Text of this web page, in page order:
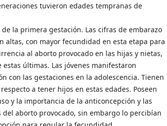
tuvieron edades tempranas de
la primera gestación. Las cifras de embarazo
altas, con mayor fecundidad en esta etapa para
al aborto provocado en las hijas y nietas,
estas últimas. Las jóvenes manifestaron
con las gestaciones en la adolescencia. Tienen
a tener hijos en estas edades. Poseen
y la importancia de la anticoncepción y las
del aborto provocado, sin embargo lo percibían